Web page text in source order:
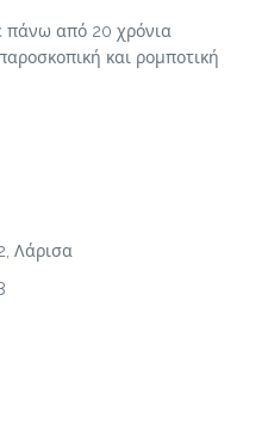
πάνω από 20 χρόνια
και ρομποτική
Λάρισα